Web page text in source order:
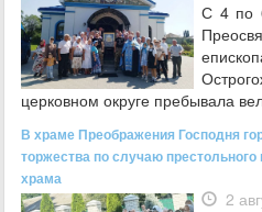
С 4 по
церковном округе пребывала
В храме Преображения Господня
торжества по случаю
храма
2